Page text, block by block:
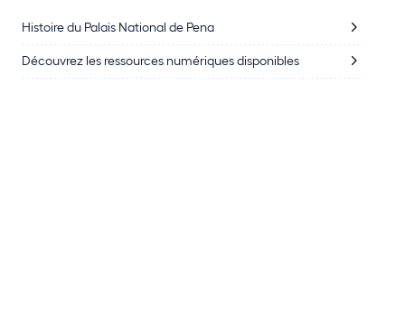
Histoire du Palais National de Pena
Découvrez les ressources numériques disponibles